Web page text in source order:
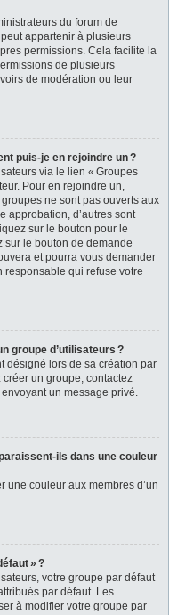
du forum de
appartenir à plusieurs
permissions. Cela facilite la
de plusieurs
de modération ou leur
puis-je en rejoindre un ?
via le lien « Groupes
Pour en rejoindre un,
ne sont pas ouverts aux
approbation, d’autres sont
sur le bouton pour le
sur le bouton de demande
et pourra vous demander
responsable qui refuse votre
groupe d’utilisateurs ?
désigné lors de sa création par
un groupe, contactez
un message privé.
ils dans une couleur
une couleur aux membres d’un
» ?
votre groupe par défaut
par défaut. Les
à modifier votre groupe par